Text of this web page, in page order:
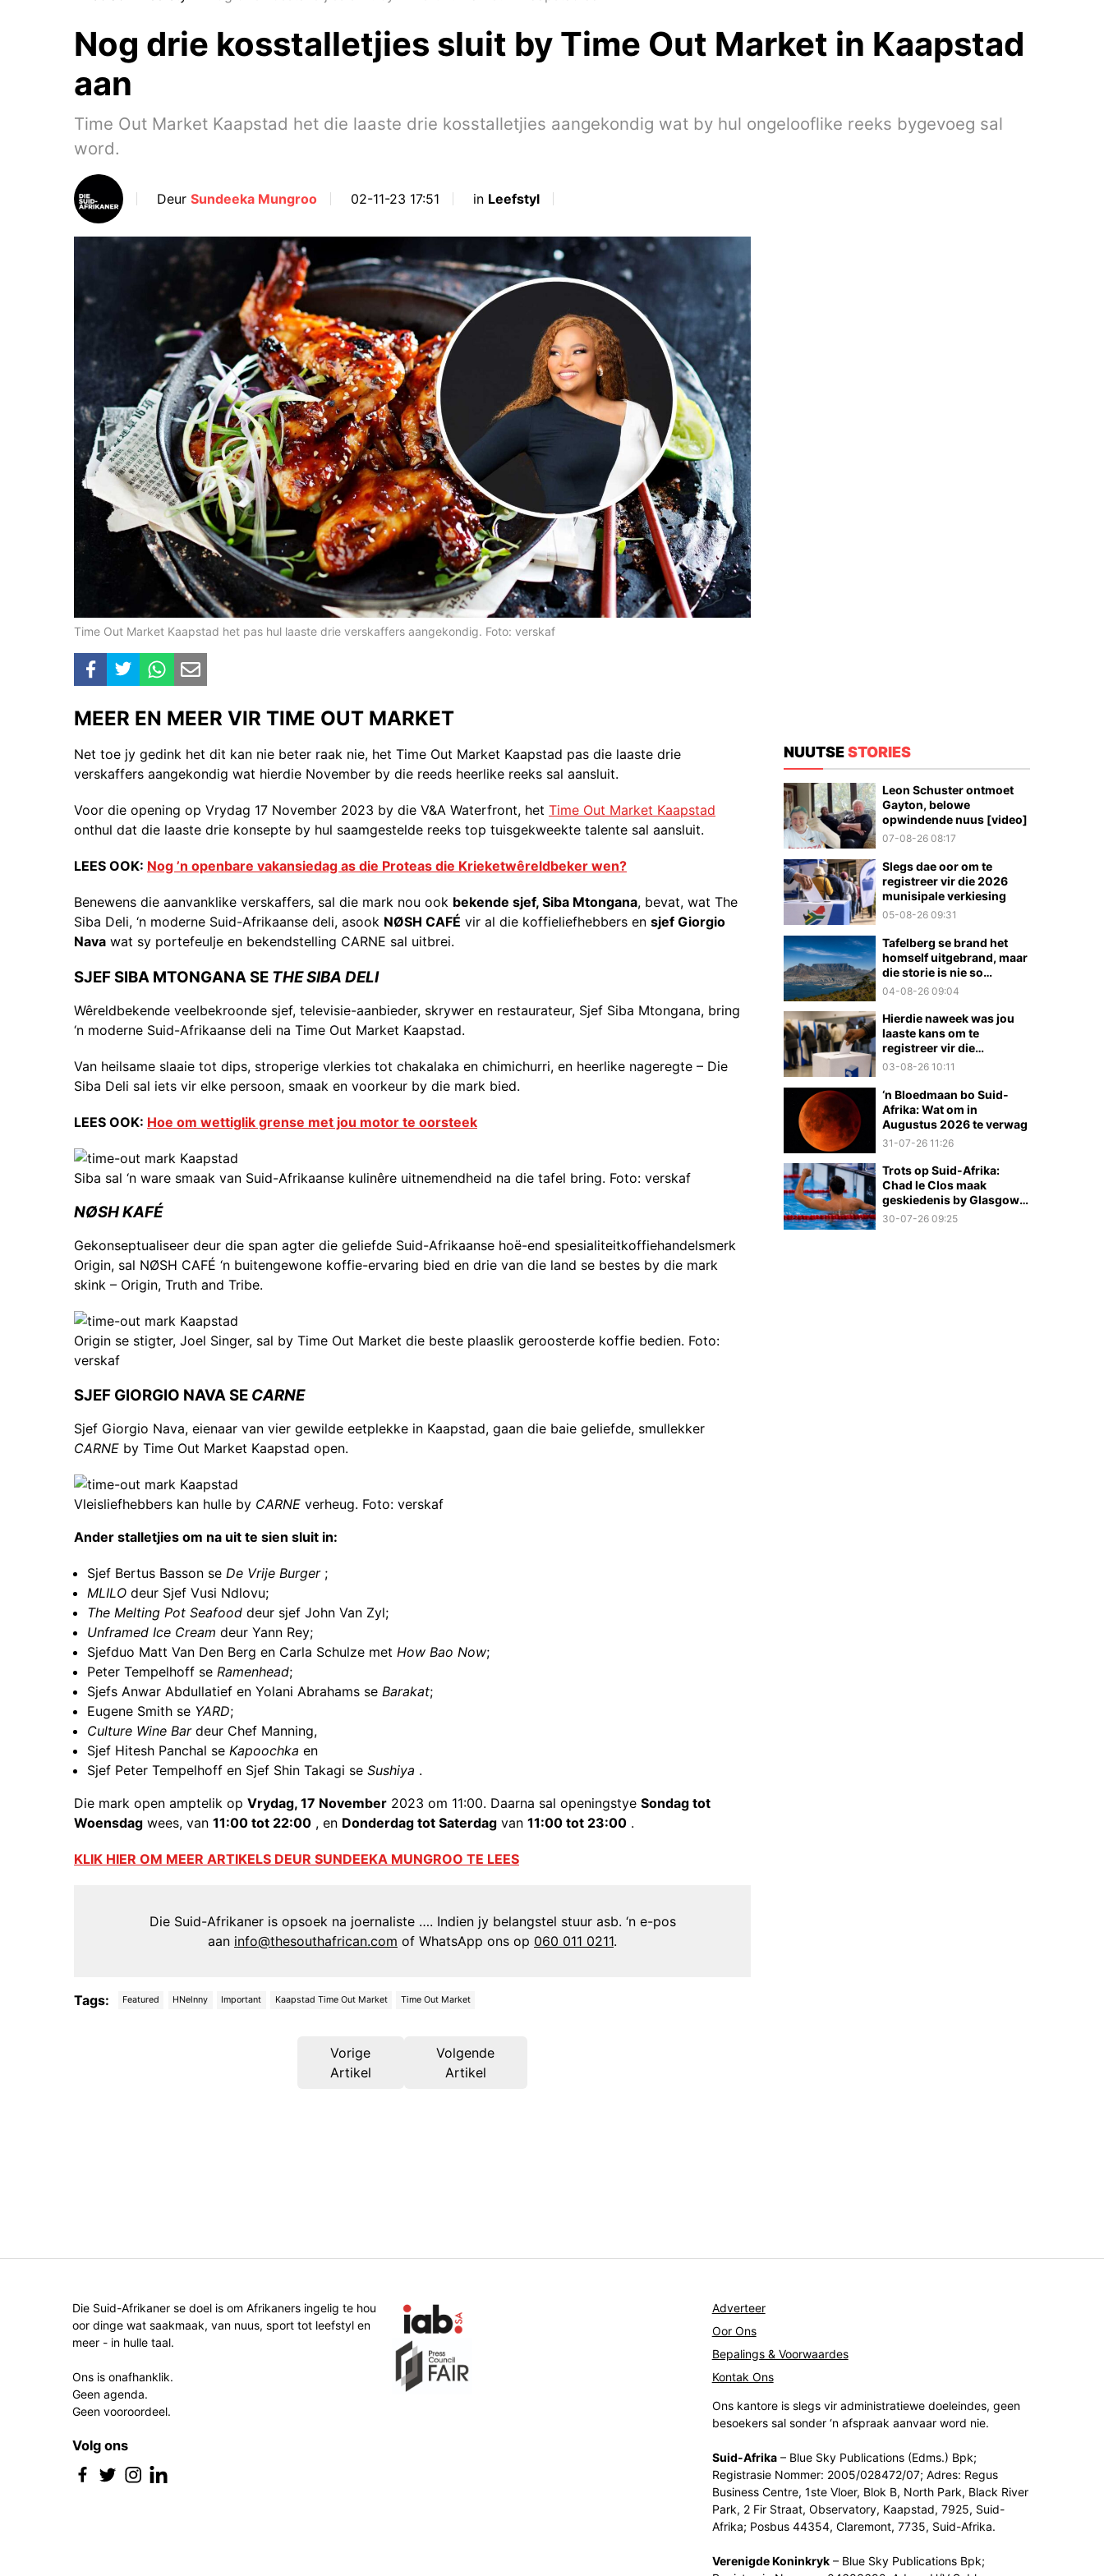
Nog drie kosstalletjies sluit by Time Out Market in Kaapstad
aan
Time Out Market Kaapstad het die laaste drie kosstalletjies aangekondig wat by hul ongelooflike reeks bygevoeg sal
word.
Deur Sundeeka Mungroo 02-11-23 17:51 in Leefstyl
Time Out Market Kaapstad het pas hul laaste drie verskaffers aangekondig. Foto: verskaf
MEER EN MEER VIR TIME OUT MARKET
Net toe jy gedink het dit kan nie beter raak nie, het Time Out Market Kaapstad pas die laaste drie
verskaffers aangekondig wat hierdie November by die reeds heerlike reeks sal aansluit.
Voor die opening op Vrydag 17 November 2023 by die V&A Waterfront, het Time Out Market Kaapstad
onthul dat die laaste drie konsepte by hul saamgestelde reeks top tuisgekweekte talente sal aansluit.
LEES OOK: Nog ’n openbare vakansiedag as die Proteas die Krieketwêreldbeker wen?
Benewens die aanvanklike verskaffers, sal die mark nou ook bekende sjef, Siba Mtongana, bevat, wat The
Siba Deli, ‘n moderne Suid-Afrikaanse deli, asook NØSH CAFÉ vir al die koffieliefhebbers en sjef Giorgio
Nava wat sy portefeulje en bekendstelling CARNE sal uitbrei.
SJEF SIBA MTONGANA SE THE SIBA DELI
Wêreldbekende veelbekroonde sjef, televisie-aanbieder, skrywer en restaurateur, Sjef Siba Mtongana, bring
‘n moderne Suid-Afrikaanse deli na Time Out Market Kaapstad.
Van heilsame slaaie tot dips, stroperige vlerkies tot chakalaka en chimichurri, en heerlike nageregte – Die
Siba Deli sal iets vir elke persoon, smaak en voorkeur by die mark bied.
LEES OOK: Hoe om wettiglik grense met jou motor te oorsteek
Siba sal ‘n ware smaak van Suid-Afrikaanse kulinêre uitnemendheid na die tafel bring. Foto: verskaf
NØSH KAFÉ
Gekonseptualiseer deur die span agter die geliefde Suid-Afrikaanse hoë-end spesialiteitkoffiehandelsmerk
Origin, sal NØSH CAFÉ ‘n buitengewone koffie-ervaring bied en drie van die land se bestes by die mark
skink – Origin, Truth and Tribe.
Origin se stigter, Joel Singer, sal by Time Out Market die beste plaaslik geroosterde koffie bedien. Foto:
verskaf
SJEF GIORGIO NAVA SE CARNE
Sjef Giorgio Nava, eienaar van vier gewilde eetplekke in Kaapstad, gaan die baie geliefde, smullekker
CARNE by Time Out Market Kaapstad open.
Vleisliefhebbers kan hulle by CARNE verheug. Foto: verskaf
Ander stalletjies om na uit te sien sluit in:
Sjef Bertus Basson se De Vrije Burger;
MLILO deur Sjef Vusi Ndlovu;
The Melting Pot Seafood deur sjef John Van Zyl;
Unframed Ice Cream deur Yann Rey;
Sjefduo Matt Van Den Berg en Carla Schulze met How Bao Now;
Peter Tempelhoff se Ramenhead;
Sjefs Anwar Abdullatief en Yolani Abrahams se Barakat;
Eugene Smith se YARD;
Culture Wine Bardeur Chef Manning,
Sjef Hitesh Panchal se Kapoochka en
Sjef Peter Tempelhoff en Sjef Shin Takagi se Sushiya .
Die mark open amptelik op Vrydag, 17 November 2023 om 11:00. Daarna sal openingstye Sondag tot
Woensdag wees, van 11:00 tot 22:00 , en Donderdag tot Saterdag van 11:00 tot 23:00 .
KLIK HIER OM MEER ARTIKELS DEUR SUNDEEKA MUNGROO TE LEES
Die Suid-Afrikaner is opsoek na joernaliste …. Indien jy belangstel stuur asb. ‘n e-pos
aan info@thesouthafrican.com of WhatsApp ons op 060 011 0211.
Tags: Featured HNelnny Important Kaapstad Time Out Market Time Out Market
Volgende
Artikel
Vorige
Artikel
NUUTSESTORIES
Leon Schuster ontmoet
Gayton, belowe
opwindende nuus [video]
07-08-26 08:17
Slegs dae oor om te
registreer vir die 2026
munisipale verkiesing
05-08-26 09:31
Tafelberg se brand het
homself uitgebrand, maar
die storie is nie so
eenvoudig nie
04-08-26 09:04
Hierdie naweek was jou
laaste kans om te
registreer vir die
munisipale verkiesings
03-08-26 10:11
‘n Bloedmaan bo Suid-
Afrika: Wat om in
Augustus 2026 te verwag
31-07-26 11:26
Trots op Suid-Afrika:
Chad le Clos maak
geskiedenis by Glasgow
2026
30-07-26 09:25
Die Suid-Afrikaner se doel is om Afrikaners ingelig te hou
oor dinge wat saakmaak, van nuus, sport tot leefstyl en
meer - in hulle taal.
Ons is onafhanklik.
Geen agenda.
Geen vooroordeel.
Volg ons
Adverteer
Oor Ons
Bepalings & Voorwaardes
Kontak Ons
Ons kantore is slegs vir administratiewe doeleindes, geen
besoekers sal sonder ‘n afspraak aanvaar word nie.
Suid-Afrika– Blue Sky Publications (Edms.) Bpk;
Registrasie Nommer: 2005/028472/07; Adres: Regus
Business Centre, 1ste Vloer, Blok B, North Park, Black River
Park, 2 Fir Straat, Observatory, Kaapstad, 7925, Suid-
Afrika; Posbus 44354, Claremont, 7735, Suid-Afrika.
Verenigde Koninkryk– Blue Sky Publications Bpk;